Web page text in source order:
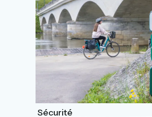
Vélo & Sécurité